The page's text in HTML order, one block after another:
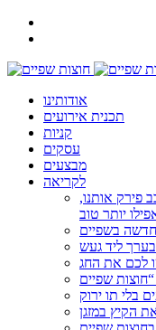
אודותינו
תכנית אירועים
קניות
עסקים
מבצעים
לקריאה
פירק אותנו,
יותר טוב
חדשה בשפיים
ליד געש
לכם את החג